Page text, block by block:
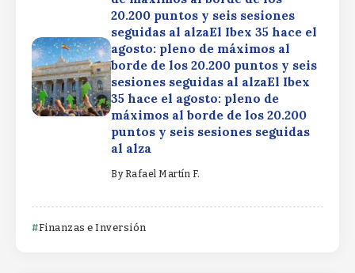
20.200 puntos y seis sesiones
seguidas al alzaEl Ibex 35 hace el
agosto: pleno de máximos al
borde de los 20.200 puntos y seis
sesiones seguidas al alzaEl Ibex
35 hace el agosto: pleno de
máximos al borde de los 20.200
puntos y seis sesiones seguidas
al alza
By Rafael Martín F.
Finanzas e Inversión